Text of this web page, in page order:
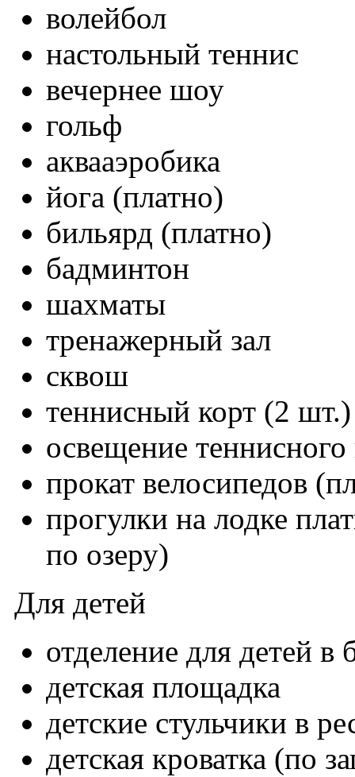
волейбол
настольный теннис
вечернее шоу
гольф
аквааэробика
йога (платно)
бильярд (платно)
бадминтон
шахматы
тренажерный зал
сквош
теннисный корт (2 шт.)
освещение теннисного
прокат велосипедов
прогулки на лодке
по озеру)
Для детей
отделение для детей в
детская площадка
детские стульчики в
детская кроватка (по